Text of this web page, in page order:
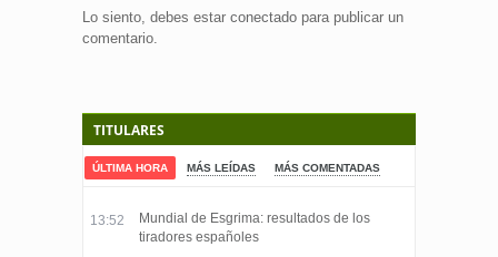
Lo siento, debes estar conectado para publicar un
comentario.
TITULARES
ÚLTIMA HORA MÁS LEÍDAS MÁS COMENTADAS
13:52
Mundial de Esgrima: resultados de los
tiradores españoles